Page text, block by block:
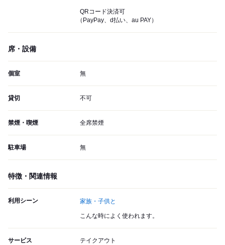
QRコード決済可
（PayPay、d払い、au PAY）
席・設備
個室 無
貸切 不可
禁煙・喫煙 全席禁煙
駐車場 無
特徴・関連情報
利用シーン 家族・子供と
こんな時によく使われます。
サービス テイクアウト